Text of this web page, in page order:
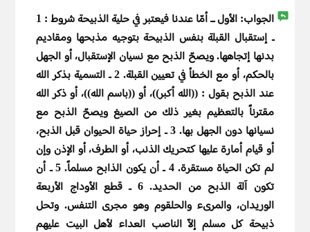
الجواب:
الأول ــ أمّا عندنا فيعتبر في حلية الذبيحة شروط : 1
ـ إستقبال القبلة بنفس الذبيحة بتوجيه مذبحها ومقاديم
بدنها إتجاهها. ويصحّ الذبح مع نسيان الإستقبال، أو الجهل
بالحكم، أو مع الخطأ في تعيين القبلة. 2 ـ التسمية بذكر الله
عند الذبح بقول : ((الله أكبر))، أو ((باسم الله))، أو ذكر الله
مقترناً بالتعظيم بغير ذلك من الصيغ ويصحّ الذبح مع
نسيانها دون الجهل بها. 3 ـ إحراز حياة الحيوان قبل الذبح،
أو قيام أمارة عليها كتحريك الذنب، أو الطرف، أو الإذن وإن
لم تكن الحياة مستقرة. 4 ـ أن يكون الذابح مسلماً. 5 ـ أن
تكون آلة الذبح من الحديد. 6 ـ قطع الأوداج الأربعة
الوريدان، والمرىء والحلقوم وهو مجرى التنفس. وتحل
ذبيحة كل مسلم إلاّ الناصب العداء لأهل البيت عليهم